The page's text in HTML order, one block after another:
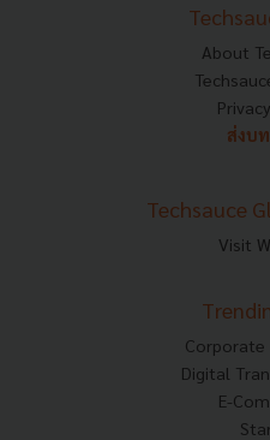
About
ส่งบ
Techsauce
Visit
Digital
E-